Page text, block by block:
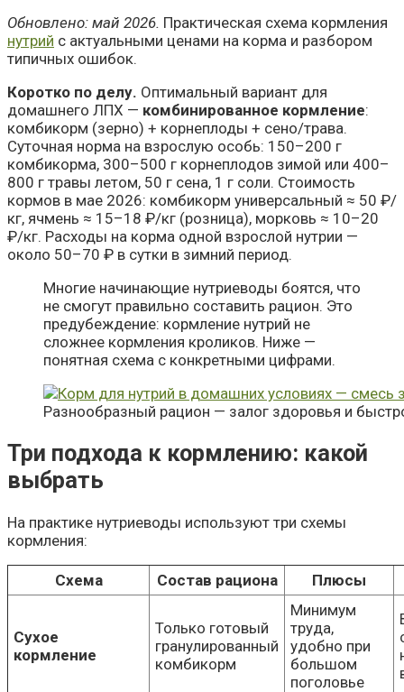
Обновлено: май 2026. Практическая схема кормления
нутрий с актуальными ценами на корма и разбором
типичных ошибок.
Коротко по делу. Оптимальный вариант для
домашнего ЛПХ — комбинированное кормление:
комбикорм (зерно) + корнеплоды + сено/трава.
Суточная норма на взрослую особь: 150–200 г
комбикорма, 300–500 г корнеплодов зимой или 400–
800 г травы летом, 50 г сена, 1 г соли. Стоимость
кормов в мае 2026: комбикорм универсальный ≈ 50 ₽/
кг, ячмень ≈ 15–18 ₽/кг (розница), морковь ≈ 10–20
₽/кг. Расходы на корма одной взрослой нутрии —
около 50–70 ₽ в сутки в зимний период.
Многие начинающие нутриеводы боятся, что
не смогут правильно составить рацион. Это
предубеждение: кормление нутрий не
сложнее кормления кроликов. Ниже —
понятная схема с конкретными цифрами.
Разнообразный рацион — залог здоровья и
Три подхода к кормлению: какой
выбрать
На практике нутриеводы используют три схемы
кормления:
Схема Состав рациона Плюсы
Сухое
кормление
Только готовый
гранулированный
комбикорм
Минимум
труда,
удобно при
большом
поголовье